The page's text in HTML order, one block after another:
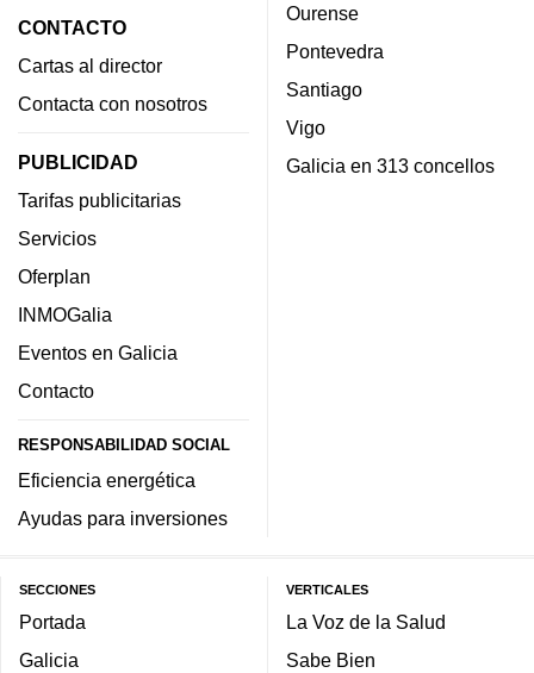
CONTACTO
Cartas al director
Contacta con nosotros
PUBLICIDAD
Tarifas publicitarias
Servicios
Oferplan
INMOGalia
Eventos en Galicia
Contacto
RESPONSABILIDAD SOCIAL
Eficiencia energética
Ayudas para inversiones
Ourense
Pontevedra
Santiago
Vigo
Galicia en 313 concellos
SECCIONES
Portada
Galicia
VERTICALES
La Voz de la Salud
Sabe Bien